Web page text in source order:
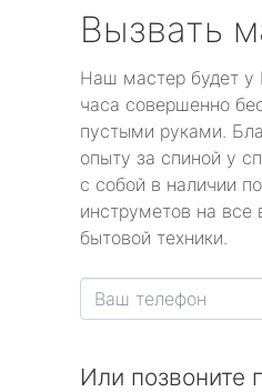
Вызвать
Наш мастер будет у
часа совершенно
пустыми руками.
опыту за спиной у
с собой в наличии
инструметов на все
бытовой техники.
Или позвоните